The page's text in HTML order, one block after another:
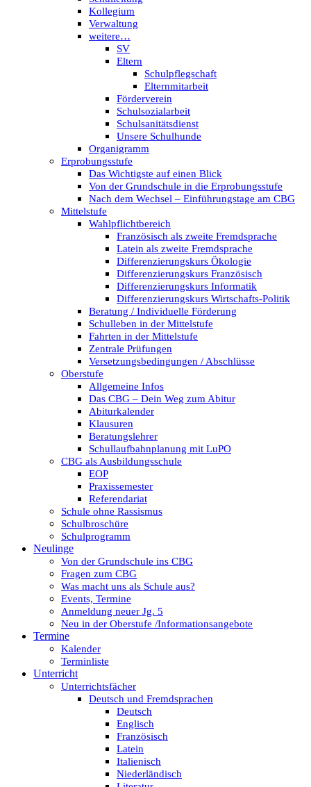
Kollegium
Verwaltung
weitere…
SV
Eltern
Schulpflegschaft
Elternmitarbeit
Förderverein
Schulsozialarbeit
Schulsanitätsdienst
Unsere Schulhunde
Organigramm
Erprobungsstufe
Das Wichtigste auf einen Blick
Von der Grundschule in die Erprobungsstufe
Nach dem Wechsel – Einführungstage am CBG
Mittelstufe
Wahlpflichtbereich
Französisch als zweite Fremdsprache
Latein als zweite Fremdsprache
Differenzierungskurs Ökologie
Differenzierungskurs Französisch
Differenzierungskurs Informatik
Differenzierungskurs Wirtschafts-Politik
Beratung / Individuelle Förderung
Schulleben in der Mittelstufe
Fahrten in der Mittelstufe
Zentrale Prüfungen
Versetzungsbedingungen / Abschlüsse
Oberstufe
Allgemeine Infos
Das CBG – Dein Weg zum Abitur
Abiturkalender
Klausuren
Beratungslehrer
Schullaufbahnplanung mit LuPO
CBG als Ausbildungsschule
EOP
Praxissemester
Referendariat
Schule ohne Rassismus
Schulbroschüre
Schulprogramm
Neulinge
Von der Grundschule ins CBG
Fragen zum CBG
Was macht uns als Schule aus?
Events, Termine
Anmeldung neuer Jg. 5
Neu in der Oberstufe /Informationsangebote
Termine
Kalender
Terminliste
Unterricht
Unterrichtsfächer
Deutsch und Fremdsprachen
Deutsch
Englisch
Französisch
Latein
Italienisch
Niederländisch